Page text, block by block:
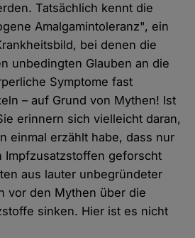
Tatsächlich kennt die
Amalgamintoleranz", ein
bei denen die
unbedingten Glauben an die
Symptome fast
– auf Grund von Mythen! Ist
erinnern sich vielleicht daran,
einmal erzählt habe, dass nur
Impfzusatzstoffen geforscht
aus lauter unbegründeter
vor den Mythen über die
sinken. Hier ist es nicht